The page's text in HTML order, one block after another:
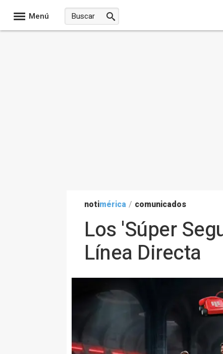
Menú
notimérica / comunicados
Los 'Súper
Línea Directa